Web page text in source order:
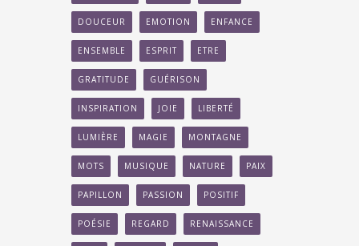
DOUCEUR EMOTION ENFANCE
ENSEMBLE ESPRIT ETRE
GRATITUDE GUÉRISON
INSPIRATION JOIE LIBERTÉ
LUMIÈRE MAGIE MONTAGNE
MOTS MUSIQUE NATURE PAIX
PAPILLON PASSION POSITIF
POÉSIE REGARD RENAISSANCE